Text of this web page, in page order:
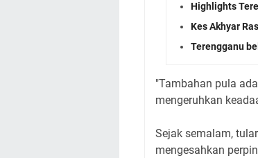
Highlights
Kes Akhyar
Terengganu
"Tambahan pula
mengeruhkan
Sejak semalam,
mengesahkan